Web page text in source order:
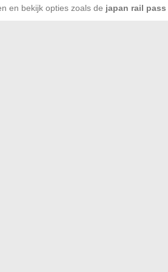
en bekijk opties zoals de japan rail pass